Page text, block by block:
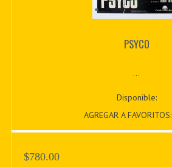
PSYCO
...
Disponible:
AGREGAR A FAVORITOS:
$780.00